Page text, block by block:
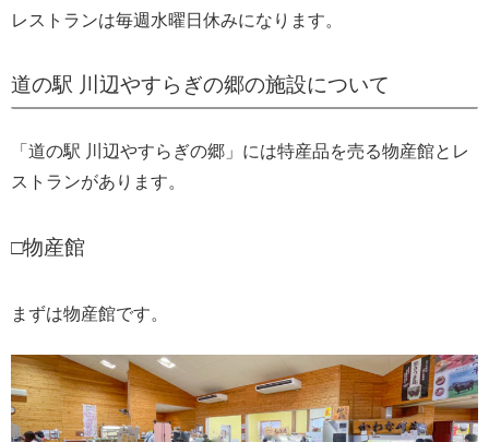
レストランは毎週水曜日休みになります。
道の駅 川辺やすらぎの郷の施設について
「道の駅 川辺やすらぎの郷」には特産品を売る物産館とレ
ストランがあります。
□物産館
まずは物産館です。